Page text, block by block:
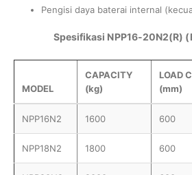
Pengisi daya baterai internal
Spesifikasi NPP16-20N2(R)
MODEL
CAPACITY
(kg)
LOAD
(mm)
NPP16N2 1600 600
NPP18N2 1800 600